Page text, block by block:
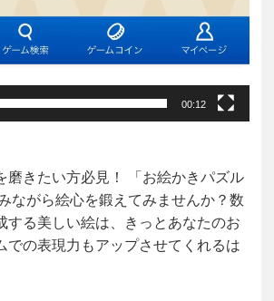
00:12
磨きたい方必見！
「お絵かきパズル
ながら絵心を鍛えてみませんか？数
する美しい絵は、きっとあなたのお
での表現力もアップさせてくれるは